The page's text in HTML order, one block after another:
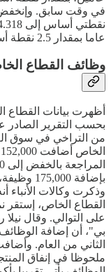
عاما بمقدار 2.5 نقطة أساس إلى 4.46%.
وظائف القطاع
أظهرت بيانات القطاع
بحسب التقرير
من التراخي في سوق
بإضافة
وذكرت وكالات الأنباء
على التوالي. وقال
بي"، أن إضافة
الثاني من العام.
ملحوظا في إنفاق